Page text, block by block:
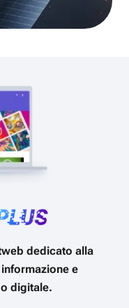
dedicato alla
e
digitale.